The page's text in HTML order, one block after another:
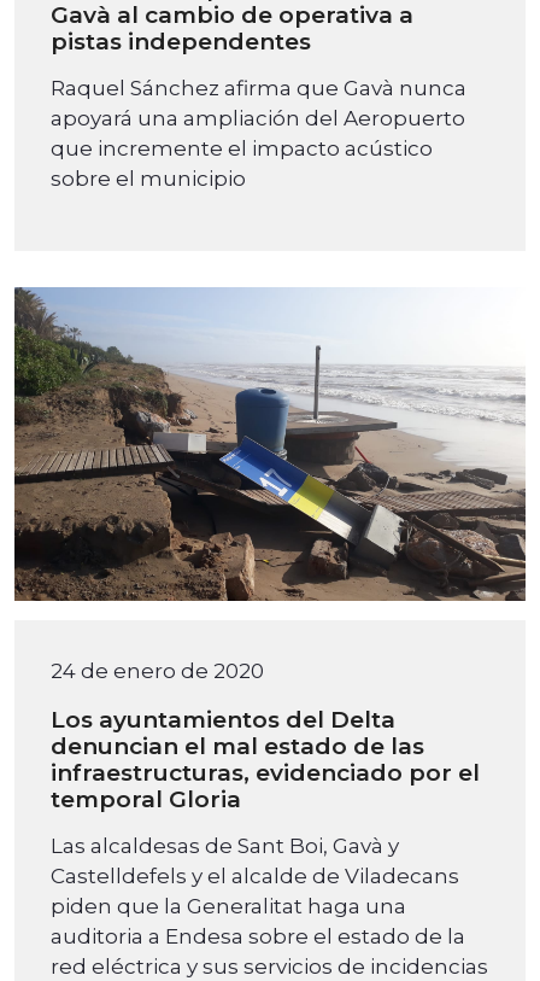
Gavà al cambio de operativa a
pistas independentes
Raquel Sánchez afirma que Gavà nunca
apoyará una ampliación del Aeropuerto
que incremente el impacto acústico
sobre el municipio
24 de enero de 2020
Los ayuntamientos del Delta
denuncian el mal estado de las
infraestructuras, evidenciado por el
temporal Gloria
Las alcaldesas de Sant Boi, Gavà y
Castelldefels y el alcalde de Viladecans
piden que la Generalitat haga una
auditoria a Endesa sobre el estado de la
red eléctrica y sus servicios de incidencias